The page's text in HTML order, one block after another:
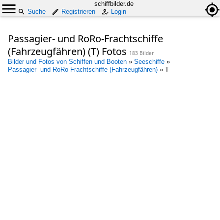
schiffbilder.de
Suche
Registrieren Login
Passagier- und RoRo-Frachtschiffe
(Fahrzeugfähren) (T) Fotos 183 Bilder
Bilder und Fotos von Schiffen und Booten » Seeschiffe »
Passagier- und RoRo-Frachtschiffe (Fahrzeugfähren) » T